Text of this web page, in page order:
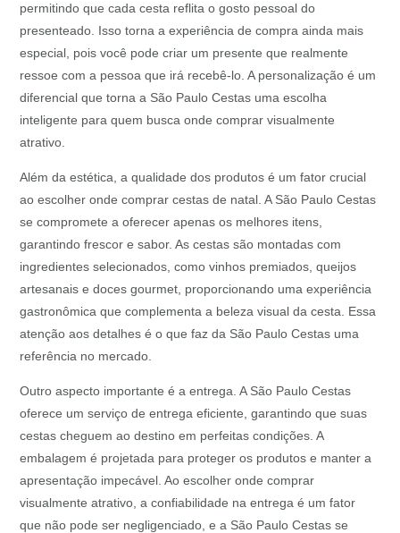
permitindo que cada cesta reflita o gosto pessoal do
presenteado. Isso torna a experiência de compra ainda mais
especial, pois você pode criar um presente que realmente
ressoe com a pessoa que irá recebê-lo. A personalização é um
diferencial que torna a São Paulo Cestas uma escolha
inteligente para quem busca onde comprar visualmente
atrativo.
Além da estética, a qualidade dos produtos é um fator crucial
ao escolher onde comprar cestas de natal. A São Paulo Cestas
se compromete a oferecer apenas os melhores itens,
garantindo frescor e sabor. As cestas são montadas com
ingredientes selecionados, como vinhos premiados, queijos
artesanais e doces gourmet, proporcionando uma experiência
gastronômica que complementa a beleza visual da cesta. Essa
atenção aos detalhes é o que faz da São Paulo Cestas uma
referência no mercado.
Outro aspecto importante é a entrega. A São Paulo Cestas
oferece um serviço de entrega eficiente, garantindo que suas
cestas cheguem ao destino em perfeitas condições. A
embalagem é projetada para proteger os produtos e manter a
apresentação impecável. Ao escolher onde comprar
visualmente atrativo, a confiabilidade na entrega é um fator
que não pode ser negligenciado, e a São Paulo Cestas se